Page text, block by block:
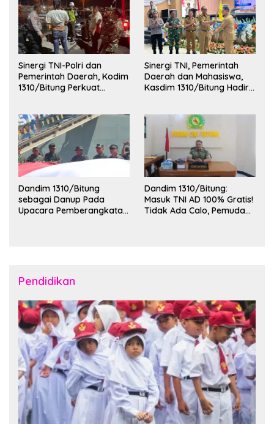
Sinergi TNI-Polri dan
Pemerintah Daerah, Kodim
1310/Bitung Perkuat
Sinergi TNI, Pemerintah
Daerah dan Mahasiswa,
Kasdim 1310/Bitung Hadiri
Kota Bitung
Dandim 1310/Bitung
sebagai Danup Pada
Upacara Pemberangkatan
Dandim 1310/Bitung:
Masuk TNI AD 100% Gratis!
Tidak Ada Calo, Pemuda
Pendidikan